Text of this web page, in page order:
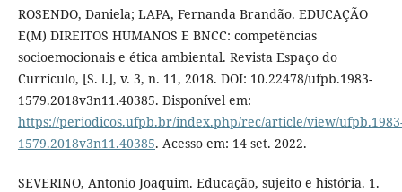
ROSENDO, Daniela; LAPA, Fernanda Brandão. EDUCAÇÃO
E(M) DIREITOS HUMANOS E BNCC: competências
socioemocionais e ética ambiental. Revista Espaço do
Currículo, [S. l.], v. 3, n. 11, 2018. DOI: 10.22478/ufpb.1983-
1579.2018v3n11.40385. Disponível em:
https://periodicos.ufpb.br/index.php/rec/article/view/
1579.2018v3n11.40385. Acesso em: 14 set. 2022.
SEVERINO, Antonio Joaquim. Educação, sujeito e história. 1.